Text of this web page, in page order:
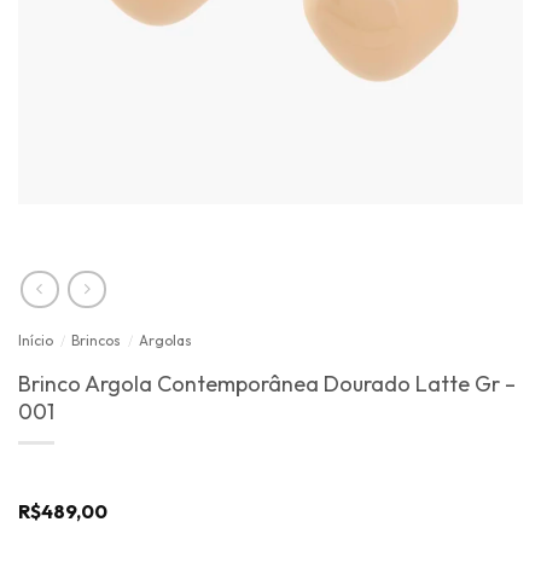
Início / Brincos / Argolas
Brinco Argola Contemporânea Dourado Latte Gr –
001
R$489,00